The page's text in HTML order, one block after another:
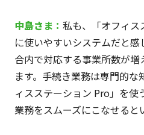
中島さ ま： 私も、「オフィス
に使いやすいシステムだと
合内で対応する事業所数が増
ます。手続き業務は専門的
ィスステーション Pro」を使
業務をスムーズにこなせると